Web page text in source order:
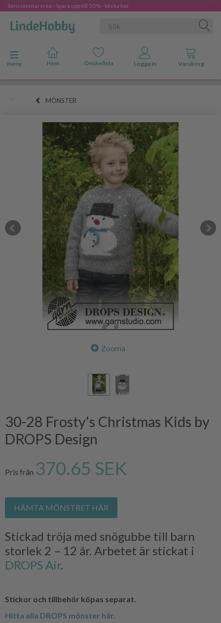
Sensommarsrea - Spara upp till 50% - klicka här
Ändra navigering
meny
MÖNSTER
Zooma
30-28 Frosty's Christmas Kids by
DROPS Design
Pris från 370.65 SEK
HÄMTA MÖNSTRET HÄR
Stickad tröja med snögubbe till barn
storlek 2 – 12 år. Arbetet är stickat i
DROPS Air.
Stickor och tillbehör köpas separat.
Hitta alla DROPS mönster här.